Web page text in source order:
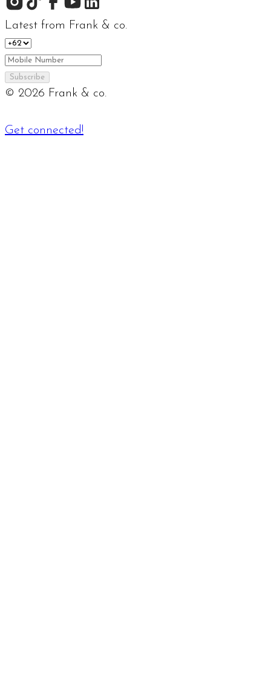
Latest from Frank & co.
Subscribe
© 2026 Frank & co.
Get connected!